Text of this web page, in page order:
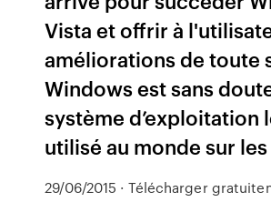
Vista et offrir à
améliorations de toute
Windows est sans
système d’exploitation
utilisé au monde sur les
29/06/2015 · Télécharger